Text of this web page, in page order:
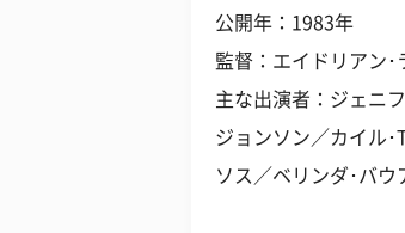
公開年：1983年
監督：エイドリアン･
主な出演者：ジェニ
ジョンソン／カイル･
ソス／ベリンダ･バウ